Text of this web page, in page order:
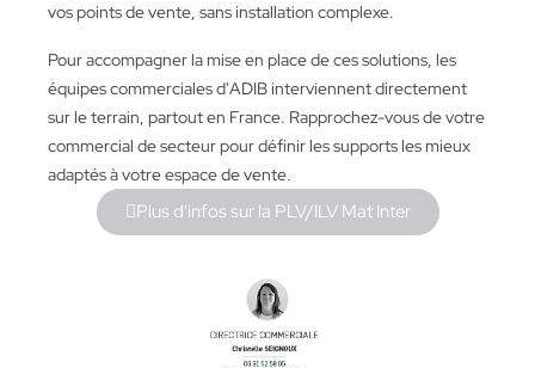
vos points de vente, sans installation complexe.
Pour accompagner la mise en place de ces solutions, les
équipes commerciales d'ADIB interviennent directement
sur le terrain, partout en France. Rapprochez-vous de votre
commercial de secteur pour définir les supports les mieux
adaptés à votre espace de vente.
Plus d'infos sur la PLV/ILV Mat Inter